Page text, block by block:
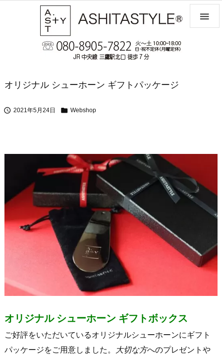

オリジナル シューホーン ギフトパッケージ
 2021年5月24日  Webshop
オリジナル シューホーン ギフトボックス
ご好評をいただいているオリジナルシューホーンにギフト
パッケージをご用意しました。
大切な方へのプレゼントや